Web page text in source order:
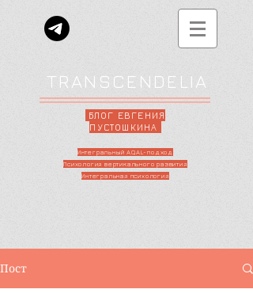
TRANSCENDELIA
БЛОГ ЕВГЕНИЯ
ПУСТОШКИНА
Интегральный AQAL-подход
Психология вертикального развития
Интегральная психология
Пост